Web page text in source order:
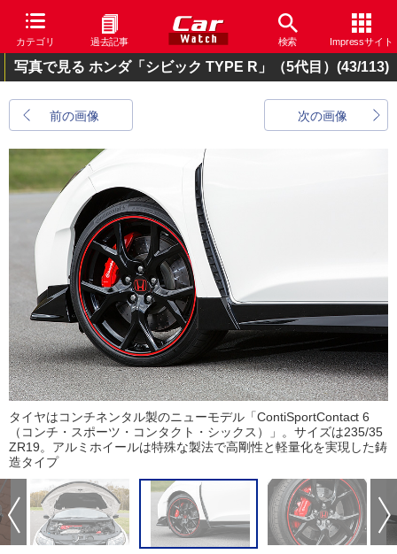
カテゴリ 過去記事 検索 Impressサイト
写真で見る ホンダ「シビック TYPE R」（5代目） (43/113)
前の画像 次の画像
タイヤはコンチネンタル製のニューモデル「ContiSportContact 6
（コンチ・スポーツ・コンタクト・シックス）」。サイズは235/35
ZR19。アルミホイールは特殊な製法で高剛性と軽量化を実現した鋳
造タイプ